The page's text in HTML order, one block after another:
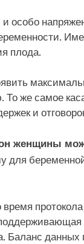
особо
плода.
же самое
и
женщины
для
Баланс